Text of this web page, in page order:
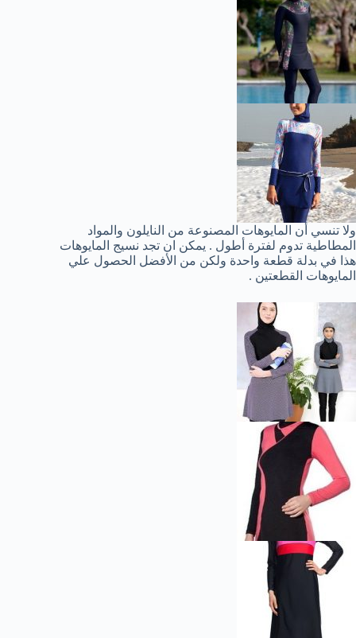
ولا تنسي أن المايوهات المصنوعة من النايلون والمواد
المطاطية تدوم لفترة أطول . يمكن ان تجد نسيج المايوهات
هذا في بدلة قطعة واحدة ولكن من الأفضل الحصول علي
المايوهات القطعتين .